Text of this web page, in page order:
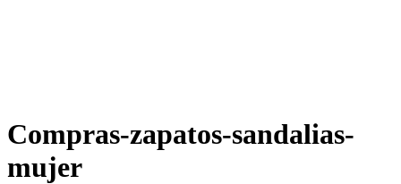
Compras-zapatos-sandalias-
mujer